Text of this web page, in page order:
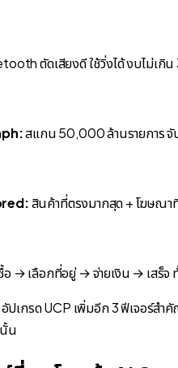
ตัดเสียงดี ใช้วิ่งได้ งบไม่เกิ
สแกน 50,000 ล้านรายการ
สินค้าที่ตรงมากสุด + โฆษณ
→ เลือกที่อยู่ → จ่ายเงิน → เสร็จ
ปเกรด UCP เพิ่มอีก 3 ฟีเจอร์สำ
น